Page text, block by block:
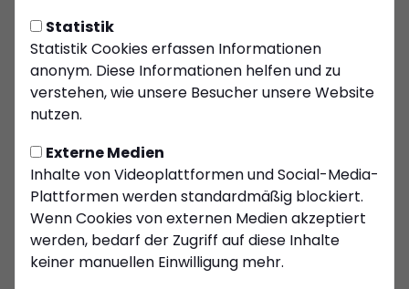
Statistik
Statistik Cookies erfassen Informationen
anonym. Diese Informationen helfen und zu
verstehen, wie unsere Besucher unsere Website
nutzen.
Externe Medien
Inhalte von Videoplattformen und Social-Media-
Plattformen werden standardmäßig blockiert.
Wenn Cookies von externen Medien akzeptiert
werden, bedarf der Zugriff auf diese Inhalte
keiner manuellen Einwilligung mehr.
Felderhof und verstärkt künftig den Bezirksliga-
Kader der Blau-Roten.
Besonders erfreulich für den Verein: Jansen ist
kein unbekanntes Gesicht beim KSC. Der Keeper
und kehrt nun zu seinem Heimatverein zurück.
Damit setzt der Verein seinen eingeschlagenen
Weg konsequent fort, Spieler mit KSC-
Vergangenheit wieder an den Felderhof zu
holen.